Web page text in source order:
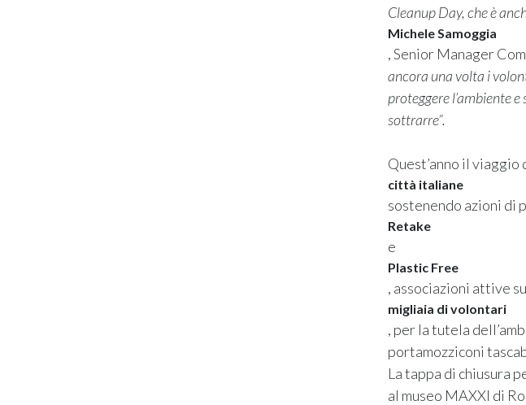
Cleanup Day, che è
Michele Samoggia
, Senior Manager
ancora una volta i
proteggere l’ambiente
sottrarre”.
Quest’anno il
città italiane
sostenendo azioni di
Retake
e
Plastic Free
, associazioni attive
migliaia di volontari
, per la tutela
portamozziconi
La tappa di chiusura
al museo MAXXI di